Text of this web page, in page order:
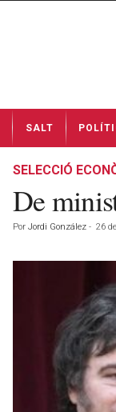
t
SALT
SELECCIÓ
De
Por Jordi González - 26